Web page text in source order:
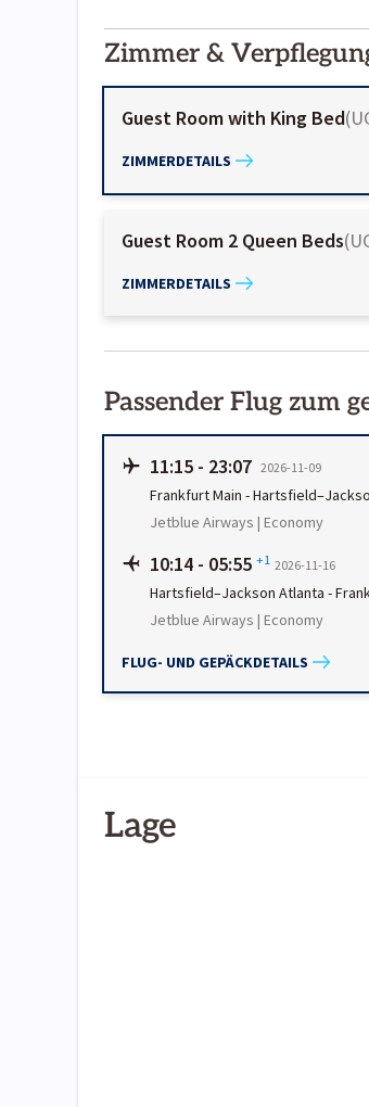
01-02
Zimmer &
Guest Room with King Bed(
ZIMMERDETAILS
Guest Room 2 Queen Beds(
ZIMMERDETAILS
Passender Flug zum
11:15 - 23:07 2026-11-09
Frankfurt Main -
Jetblue Airways | Economy
10:14 - 05:55 +1 2026-11-16
Hartsfield–Jackson Atlanta -
Jetblue Airways | Economy
FLUG- UND GEPÄCKDETAILS
Lage